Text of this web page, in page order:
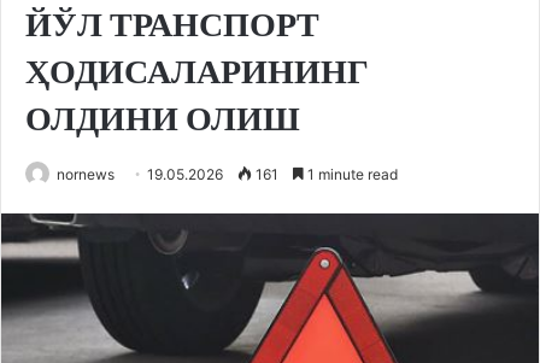
ЙЎЛ ТРАНСПОРТ
ҲОДИСАЛАРИНИНГ
ОЛДИНИ ОЛИШ
nornews 19.05.2026 161 1 minute read